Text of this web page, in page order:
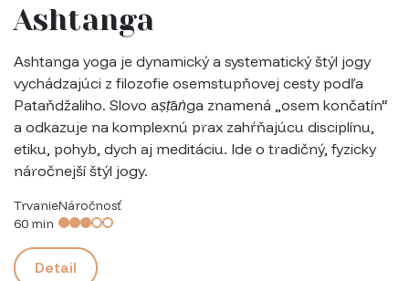
Ashtanga
Ashtanga yoga je dynamický a systematický štýl jogy
vychádzajúci z filozofie osemstupňovej cesty podľa
Pataňdžaliho. Slovo aṣṭāṅga znamená „osem končatín“
a odkazuje na komplexnú prax zahŕňajúcu disciplínu,
etiku, pohyb, dych aj meditáciu. Ide o tradičný, fyzicky
náročnejší štýl jogy.
Trvanie
60 min
Náročnosť
Detail